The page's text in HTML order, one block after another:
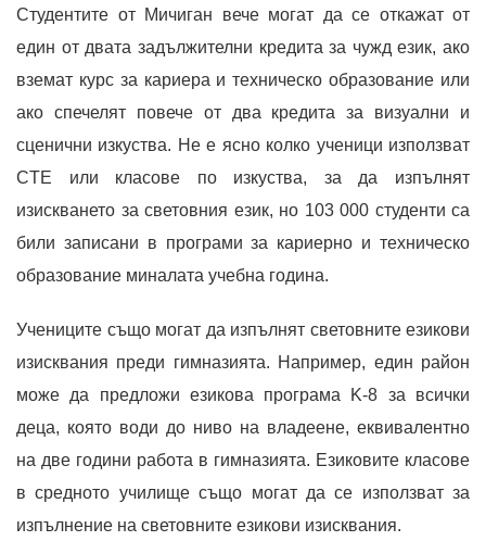
Студентите от Мичиган вече могат да се откажат от
един от двата задължителни кредита за чужд език, ако
вземат курс за кариера и техническо образование или
ако спечелят повече от два кредита за визуални и
сценични изкуства. Не е ясно колко ученици използват
CTE или класове по изкуства, за да изпълнят
изискването за световния език, но 103 000 студенти са
били записани в програми за кариерно и техническо
образование миналата учебна година.
Учениците също могат да изпълнят световните езикови
изисквания преди гимназията. Например, един район
може да предложи езикова програма K-8 за всички
деца, която води до ниво на владеене, еквивалентно
на две години работа в гимназията. Езиковите класове
в средното училище също могат да се използват за
изпълнение на световните езикови изисквания.